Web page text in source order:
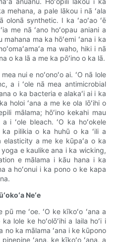
mehana, a pale lākou i nā ʻala
olonā synthetic. I ka ʻaoʻao ʻē
me nā ʻano hoʻopau aniani a
ma ka hōʻemi ʻana i ka
ma waho, hiki i nā
o ka lā a me ka pōʻino o ka lā.
nui e noʻonoʻo ai. ʻO nā lole
a i ʻole nā ​​​​​​mea antimicrobial
o ka bacteria e alakaʻi ai i ka
holoi ʻana a me ke ola lōʻihi o
mālama; hōʻino kekahi mau
i ʻole bleach. ʻO ka hoʻokele
ka pilikia o ka huhū o ka ʻili a
elasticity a me ke kūpaʻa o ka
yoga e kaulike ana i ka wicking,
e mālama i kāu hana i ka
a hoʻonui i ka pono o ke kapa
Neʻe
me ʻoe. ʻO ke kīkoʻo ʻana a
lole ke hoʻolōʻihi a laila hoʻi i
no ka mālama ʻana i ke kūpono
ʻana, ke kīkoʻo ʻana, a